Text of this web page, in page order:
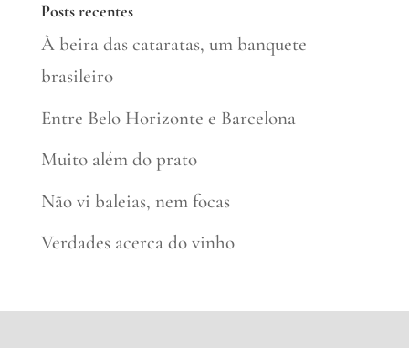
Posts recentes
À beira das cataratas, um banquete
brasileiro
Entre Belo Horizonte e Barcelona
Muito além do prato
Não vi baleias, nem focas
Verdades acerca do vinho